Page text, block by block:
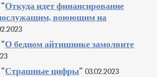
Откуда идет финансирование
воюющим на
О бедном айтишнике замолвите
Страшные цифры" 03.02.2023